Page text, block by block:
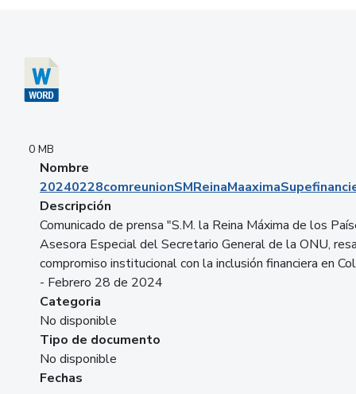
0 MB
Nombre
Descripción
Comunicado de prensa "S.M. la Reina Máxima de los
Asesora Especial del Secretario General de la ONU,
compromiso institucional con la inclusión financiera en
- Febrero 28 de 2024
Categoria
No disponible
Tipo de documento
No disponible
Fechas